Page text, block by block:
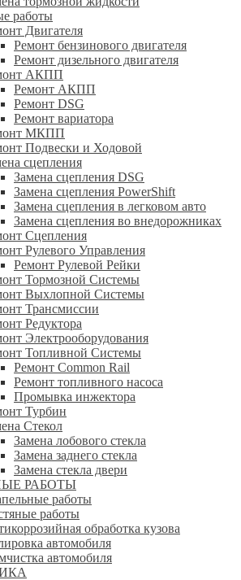
работы
Двигателя
Ремонт бензинового двигателя
Ремонт дизельного двигателя
АКПП
Ремонт АКПП
Ремонт DSG
Ремонт вариатора
МКПП
Подвески и Ходовой
сцепления
Замена сцепления DSG
Замена сцепления PowerShift
Замена сцепления в легковом авто
Замена сцепления во внедорожниках
Сцепления
Рулевого Управления
Ремонт Рулевой Рейки
Тормозной Системы
Выхлопной Системы
Трансмиссии
Редуктора
Электрооборудования
Топливной Системы
Ремонт Common Rail
Ремонт топливного насоса
Промывка инжектора
Турбин
Стекол
Замена лобового стекла
Замена заднего стекла
Замена стекла двери
РАБОТЫ
работы
работы
обработка кузова
автомобиля
автомобиля